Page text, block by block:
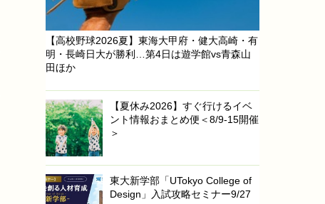
【高校野球2026夏】東海大甲府・健大高崎・有
明・長崎日大が勝利…第4日は遊学館vs青森山
田ほか
【夏休み2026】すぐ行けるイベ
ント情報おまとめ便＜8/9-15開催
＞
東大新学部「UTokyo College of
Design」入試攻略セミナー9/27